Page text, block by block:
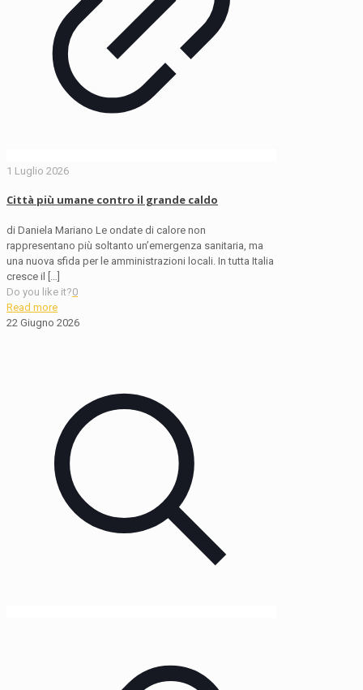
1 Luglio 2026
Città più umane contro il grande caldo
di Daniela Mariano Le ondate di calore non
rappresentano più soltanto un’emergenza sanitaria, ma
una nuova sfida per le amministrazioni locali. In tutta Italia
cresce il […]
Do you like it?0
Read more
22 Giugno 2026